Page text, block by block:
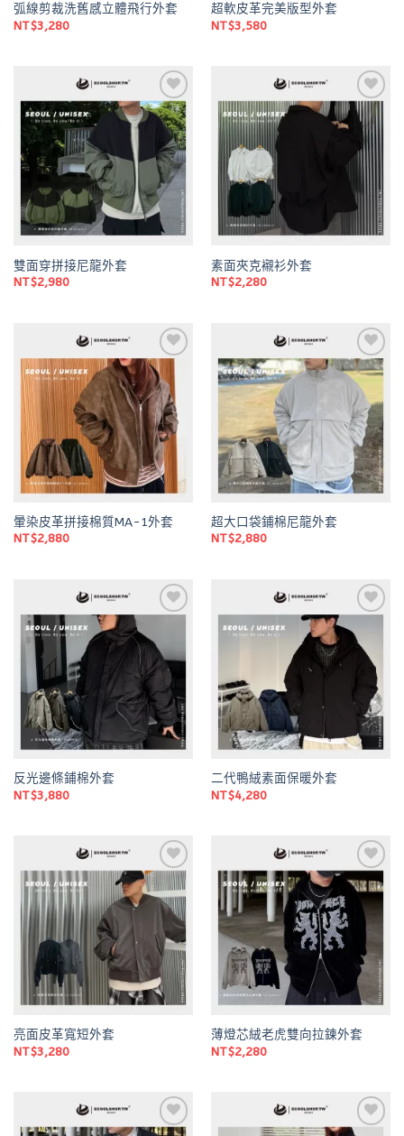
弧線剪裁洗舊感立體飛行外套
NT$3,280
超軟皮革完美版型外套
NT$3,580
Add to
wishlist
雙面穿拼接尼龍外套
NT$2,980
Add to
wishlist
素面夾克襯衫外套
NT$2,280
Add to
wishlist
暈染皮革拼接棉質MA-1外套
NT$2,880
Add to
wishlist
超大口袋鋪棉尼龍外套
NT$2,880
wishlist
反光邊條鋪棉外套
NT$3,880
wishlist
二代鴨絨素面保暖外套
NT$4,280
Add to
wishlist
亮面皮革寬短外套
NT$3,280
Add to
wishlist
薄燈芯絨老虎雙向拉鍊外套
NT$2,280